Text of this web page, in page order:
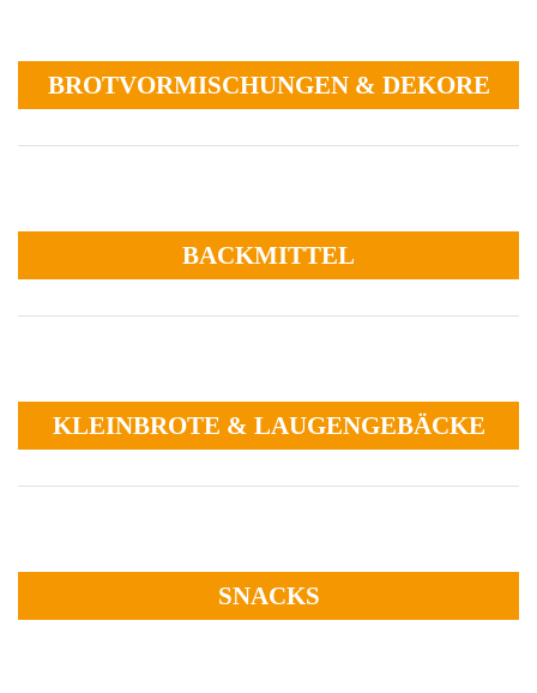
BROTVORMISCHUNGEN & DEKORE
BACKMITTEL
KLEINBROTE & LAUGENGEBÄCKE
SNACKS